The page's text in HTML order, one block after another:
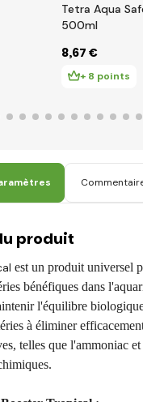
Tetra Aqua
500ml
8,67 €
+ 8 points
produit
est un produit universel
bénéfiques dans
l'équilibre
à éliminer
telles que l'ammoniac